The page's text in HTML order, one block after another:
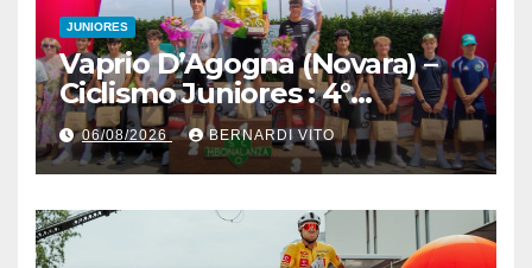
JUNIORES
Vaprio D’Agogna (Novara) –
Ciclismo Juniores : 4°
Memorial Pippo Fallarini al
valsusano Graziano Paolo
Marangon (Team Guerrini –
Senaghese)
06/08/2026 BERNARDI VITO